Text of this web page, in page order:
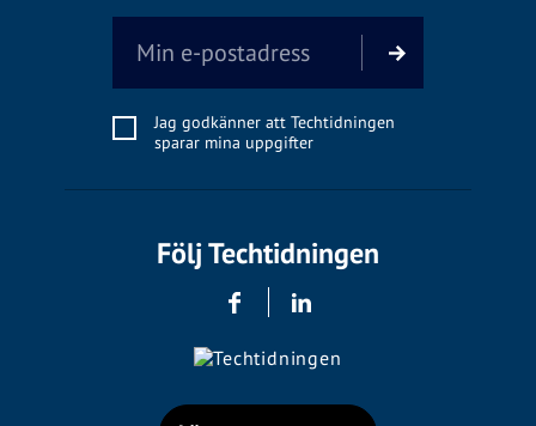
Jag godkänner att Techtidningen
sparar mina uppgifter
Följ Techtidningen